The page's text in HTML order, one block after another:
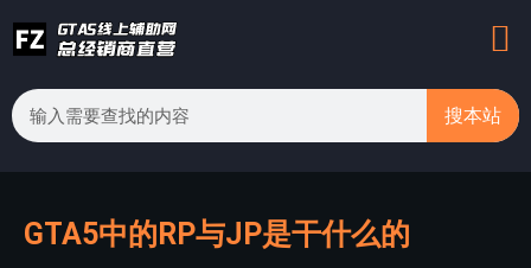
搜本站
GTA5中的RP与JP是干什么的